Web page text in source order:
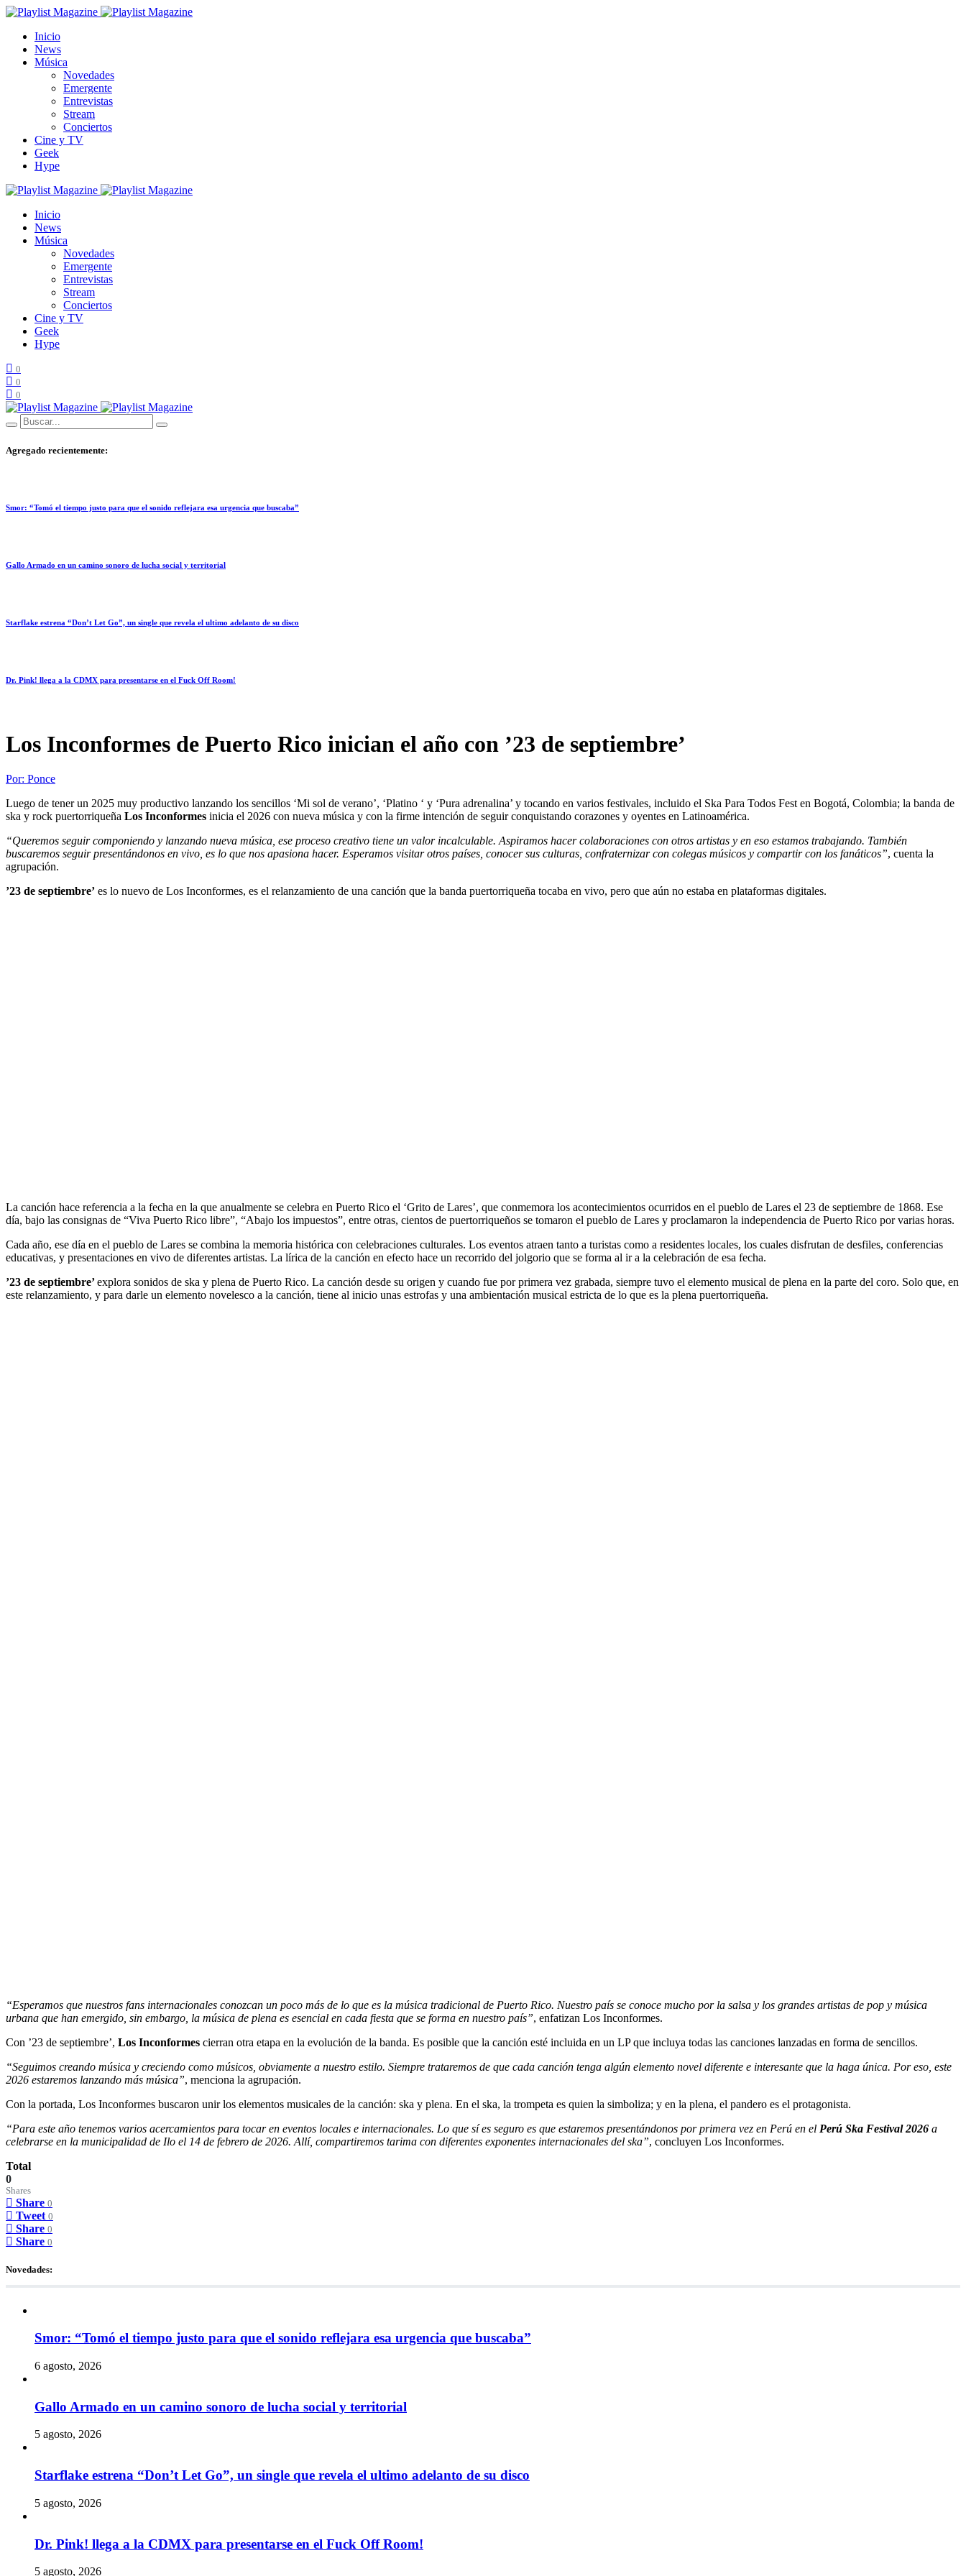
Inicio
News
Música
Novedades
Emergente
Entrevistas
Stream
Conciertos
Cine y TV
Geek
Hype
Inicio
News
Música
Novedades
Emergente
Entrevistas
Stream
Conciertos
Cine y TV
Geek
Hype
0
0
0
Agregado recientemente:
Smor: “Tomó el tiempo justo para que el sonido reflejara esa urgencia que buscaba”
Gallo Armado en un camino sonoro de lucha social y territorial
Starflake estrena “Don’t Let Go”, un single que revela el ultimo adelanto de su disco
Dr. Pink! llega a la CDMX para presentarse en el Fuck Off Room!
Los Inconformes de Puerto Rico inician el año con ’23 de septiembre’
Por: Ponce
Luego de tener un 2025 muy productivo lanzando los sencillos ‘Mi sol de verano’, ‘Platino ‘ y ‘Pura adrenalina’ y tocando en varios festivales, incluido el Ska Para Todos Fest en Bogotá, Colombia; la banda de
ska y rock puertorriqueña Los Inconformes inicia el 2026 con nueva música y con la firme intención de seguir conquistando corazones y oyentes en Latinoamérica.
“Queremos seguir componiendo y lanzando nueva música, ese proceso creativo tiene un valor incalculable. Aspiramos hacer colaboraciones con otros artistas y en eso estamos trabajando. También
buscaremos seguir presentándonos en vivo, es lo que nos apasiona hacer. Esperamos visitar otros países, conocer sus culturas, confraternizar con colegas músicos y compartir con los fanáticos”, cuenta la
agrupación.
’23 de septiembre’ es lo nuevo de Los Inconformes, es el relanzamiento de una canción que la banda puertorriqueña tocaba en vivo, pero que aún no estaba en plataformas digitales.
La canción hace referencia a la fecha en la que anualmente se celebra en Puerto Rico el ‘Grito de Lares’, que conmemora los acontecimientos ocurridos en el pueblo de Lares el 23 de septiembre de 1868. Ese
día, bajo las consignas de “Viva Puerto Rico libre”, “Abajo los impuestos”, entre otras, cientos de puertorriqueños se tomaron el pueblo de Lares y proclamaron la independencia de Puerto Rico por varias horas.
Cada año, ese día en el pueblo de Lares se combina la memoria histórica con celebraciones culturales. Los eventos atraen tanto a turistas como a residentes locales, los cuales disfrutan de desfiles, conferencias
educativas, y presentaciones en vivo de diferentes artistas. La lírica de la canción en efecto hace un recorrido del jolgorio que se forma al ir a la celebración de esa fecha.
’23 de septiembre’explora sonidos de ska y plena de Puerto Rico. La canción desde su origen y cuando fue por primera vez grabada, siempre tuvo el elemento musical de plena en la parte del coro. Solo que, en
este relanzamiento, y para darle un elemento novelesco a la canción, tiene al inicio unas estrofas y una ambientación musical estricta de lo que es la plena puertorriqueña.
“Esperamos que nuestros fans internacionales conozcan un poco más de lo que es la música tradicional de Puerto Rico. Nuestro país se conoce mucho por la salsa y los grandes artistas de pop y música
urbana que han emergido, sin embargo, la música de plena es esencial en cada fiesta que se forma en nuestro país”, enfatizan Los Inconformes.
Con ’23 de septiembre’, Los Inconformes cierran otra etapa en la evolución de la banda. Es posible que la canción esté incluida en un LP que incluya todas las canciones lanzadas en forma de sencillos.
“Seguimos creando música y creciendo como músicos, obviamente a nuestro estilo. Siempre trataremos de que cada canción tenga algún elemento novel diferente e interesante que la haga única. Por eso, este
2026 estaremos lanzando más música”, menciona la agrupación.
Con la portada, Los Inconformes buscaron unir los elementos musicales de la canción: ska y plena. En el ska, la trompeta es quien la simboliza; y en la plena, el pandero es el protagonista.
“Para este año tenemos varios acercamientos para tocar en eventos locales e internacionales. Lo que sí es seguro es que estaremos presentándonos por primera vez en Perú en el Perú Ska Festival 2026 a
celebrarse en la municipalidad de Ilo el 14 de febrero de 2026. Allí, compartiremos tarima con diferentes exponentes internacionales del ska”, concluyen Los Inconformes.
Total
0
Shares
Share 0
Tweet 0
Share 0
Share 0
Novedades:
Smor: “Tomó el tiempo justo para que el sonido reflejara esa urgencia que buscaba”
6 agosto, 2026
Gallo Armado en un camino sonoro de lucha social y territorial
5 agosto, 2026
Starflake estrena “Don’t Let Go”, un single que revela el ultimo adelanto de su disco
5 agosto, 2026
Dr. Pink! llega a la CDMX para presentarse en el Fuck Off Room!
5 agosto, 2026